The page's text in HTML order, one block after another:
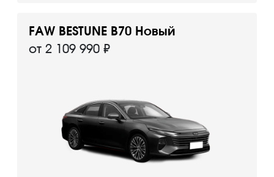
FAW BESTUNE B70 Новый
от 2 109 990 ₽